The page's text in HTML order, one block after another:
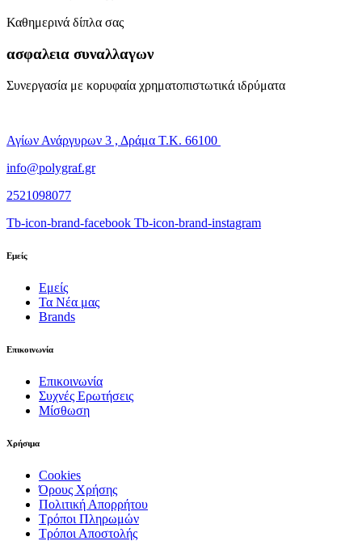
Καθημερινά δίπλα σας
ασφαλεια συναλλαγων
Συνεργασία με κορυφαία χρηματοπιστωτικά ιδρύματα
Αγίων Ανάργυρων 3 , Δράμα Τ.Κ. 66100
info@polygraf.gr
2521098077
Tb-icon-brand-facebook Tb-icon-brand-instagram
Εμείς
Εμείς
Τα Νέα μας
Brands
Επικοινωνία
Επικοινωνία
Συχνές Ερωτήσεις
Μίσθωση
Χρήσιμα
Cookies
Όρους Χρήσης
Πολιτική Απορρήτου
Τρόποι Πληρωμών
Τρόποι Αποστολής